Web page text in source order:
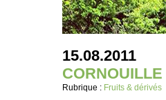
15.08.2011
CORNOUILLE
Rubrique : Fruits & dérivés